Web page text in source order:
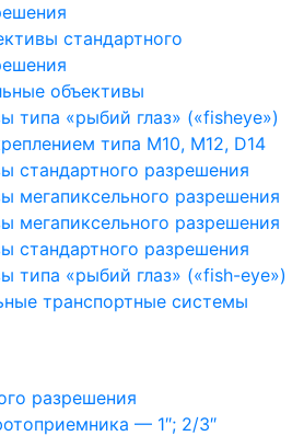
стандартного
объективы
типа «рыбий глаз» («fisheye»)
типа M10, M12, D14
стандартного разрешения
мегапиксельного разрешения
мегапиксельного разрешения
стандартного разрешения
типа «рыбий глаз» («fish-eye»)
транспортные системы
разрешения
— 1″; 2/3″